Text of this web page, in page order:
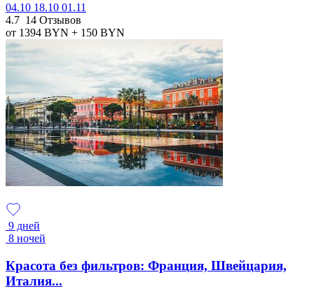
04.10 18.10 01.11
4.7 14 Отзывов
от 1394 BYN + 150 BYN
9 дней
8 ночей
Красота без фильтров: Франция, Швейцария,
Италия...